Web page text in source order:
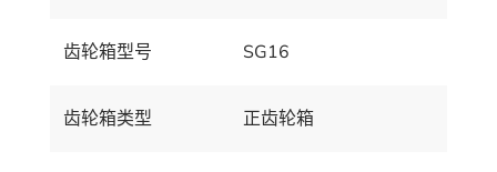
齿轮箱型号 SG16
齿轮箱类型 正齿轮箱